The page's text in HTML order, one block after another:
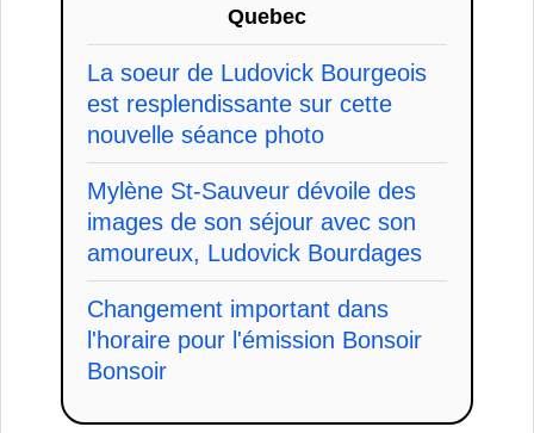
Quebec
La soeur de Ludovick Bourgeois
est resplendissante sur cette
nouvelle séance photo
Mylène St-Sauveur dévoile des
images de son séjour avec son
amoureux, Ludovick Bourdages
Changement important dans
l'horaire pour l'émission Bonsoir
Bonsoir